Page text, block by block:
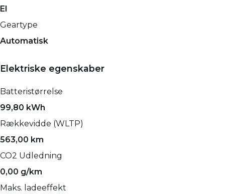
El
Geartype
Automatisk
Elektriske egenskaber
Batteristørrelse
99,80 kWh
Rækkevidde (WLTP)
563,00 km
CO2 Udledning
0,00 g/km
Maks. ladeeffekt